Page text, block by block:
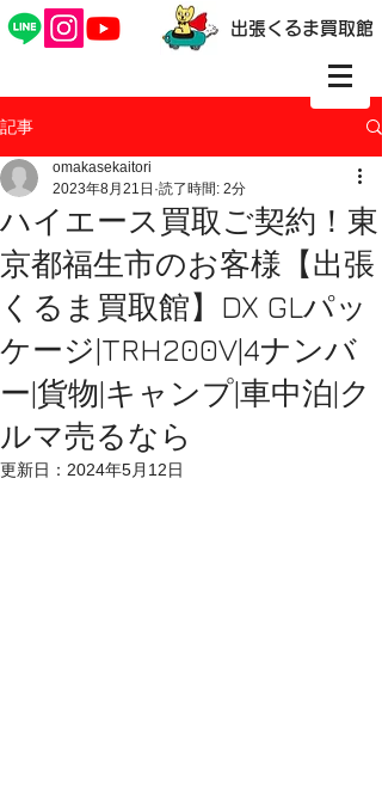
出張くるま買取館
記事
ハイエース買取ご契約！東
京都福生市のお客様【出張
くるま買取館】DX GLパッ
ケージ|TRH200V|4ナンバ
ー|貨物|キャンプ|車中泊|ク
ルマ売るなら
omakasekaitori
2023年8月21日 読了時間: 2分
更新日： 2024年5月12日